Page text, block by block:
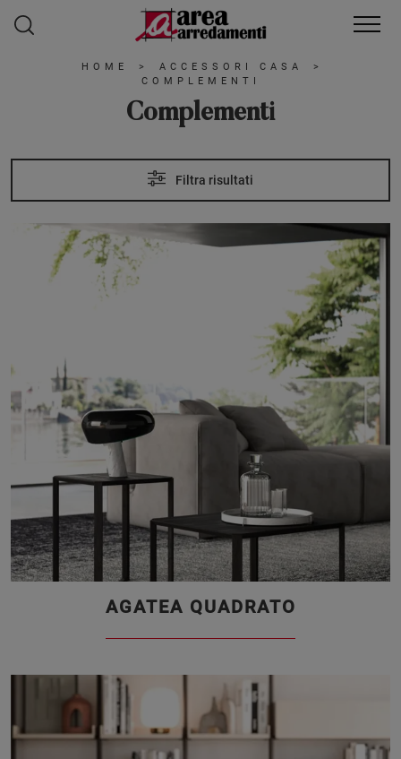
HOME > ACCESSORI CASA
>
COMPLEMENTI
Complementi
Filtra risultati
AGATEA QUADRATO